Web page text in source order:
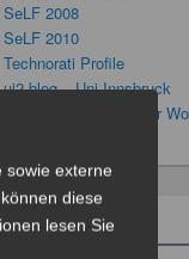
SeLF 2008
SeLF 2010
Technorati Profile
ui2 blog – Uni Innsbruck
Visuelle Soziologie der
sowie externe
diese
lesen Sie